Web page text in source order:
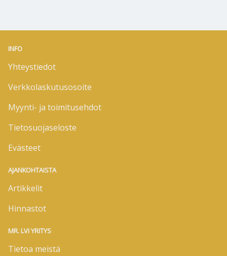
INFO
Yhteystiedot
Verkkolaskutusosoite
Myynti- ja toimitusehdot
Tietosuojaseloste
Evästeet
AJANKOHTAISTA
Artikkelit
Hinnastot
MR. LVI YRITYS
Tietoa meistä